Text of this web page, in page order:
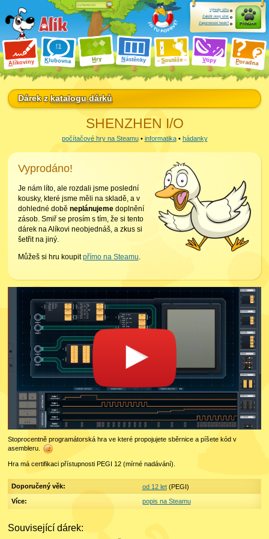
Alíkoviny Klubovna Hry Nástěnky Soutěže Vtipy Poradna
Výhody účtu
Založit nový účet
Zapomenuté heslo?
Přihlásit
Dárek zkatalogu dárků
SHENZHEN I/O
počítačové hry na Steamu• informatika• hádanky
Vyprodáno!
Je nám líto, ale rozdali jsme poslední
kousky, které jsme měli na skladě, a v
dohledné době neplánujemedoplnění
zásob. Smiř se prosím s tím, že si tento
dárek na Alíkovi neobjednáš, a zkus si
šetřit na jiný.
Můžeš si hru koupitpřímo na Steamu.
Stoprocentně programátorská hra ve které propojujete sběrnice a píšete kód v
asembleru.
Hra má certifikaci přístupnosti PEGI 12 (mírné nadávání).
Doporučený věk: od 12 let(PEGI)
Více:
popis na Steamu
Související dárek: